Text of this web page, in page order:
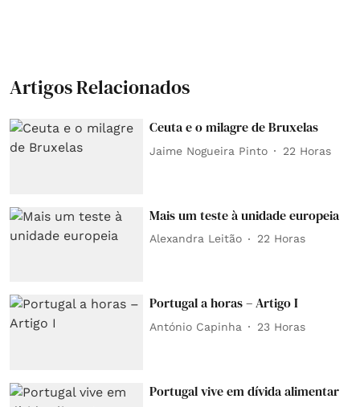
Artigos Relacionados
Ceuta e o milagre de Bruxelas
Jaime Nogueira Pinto 22 Horas
Mais um teste à unidade europeia
Alexandra Leitão 22 Horas
Portugal a horas – Artigo I
António Capinha 23 Horas
Portugal vive em dívida alimentar